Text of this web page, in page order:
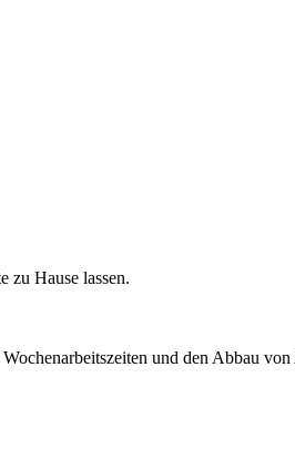
zu Hause lassen.
und den Abbau